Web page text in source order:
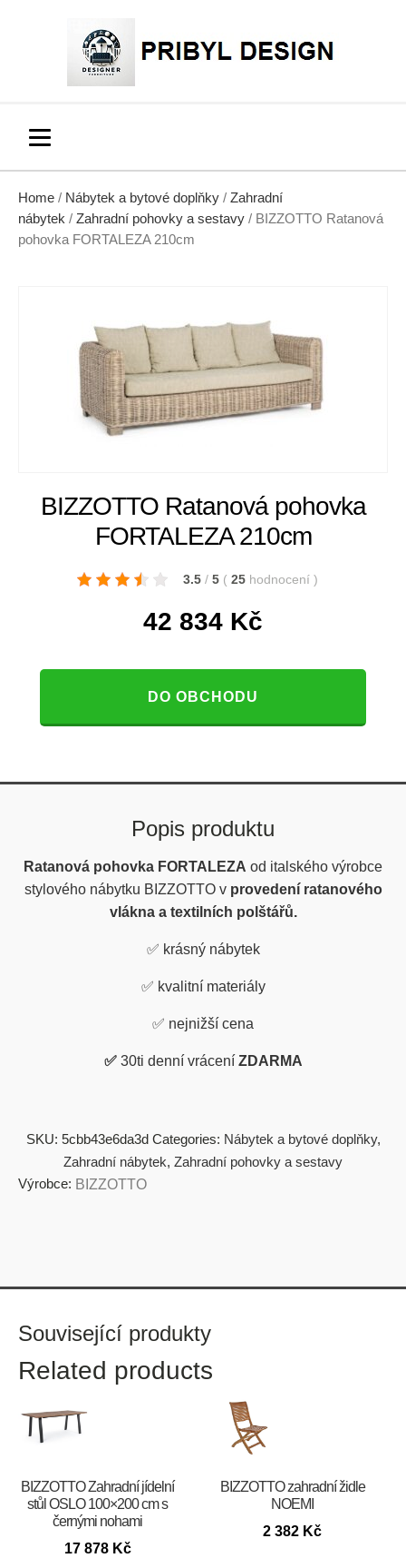
Home / Nábytek a bytové doplňky / Zahradní
nábytek / Zahradní pohovky a sestavy / BIZZOTTO Ratanová
pohovka FORTALEZA 210cm
BIZZOTTO Ratanová pohovka
FORTALEZA 210cm
3.5 / 5 ( 25 hodnocení )
42 834 Kč
DO OBCHODU
Popis produktu
Ratanová pohovka FORTALEZA od italského výrobce
stylového nábytku BIZZOTTO v provedení ratanového
vlákna a textilních polštářů.
✅ krásný nábytek
✅ kvalitní materiály
✅ nejnižší cena
✅ 30ti denní vrácení ZDARMA
SKU: 5cbb43e6da3d Categories: Nábytek a bytové doplňky,
Zahradní nábytek, Zahradní pohovky a sestavy
Výrobce: BIZZOTTO
Související produkty
Related products
BIZZOTTO Zahradní jídelní
stůl OSLO 100×200 cm s
černými nohami
17 878 Kč
BIZZOTTO zahradní židle
NOEMI
2 382 Kč